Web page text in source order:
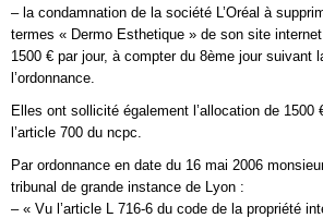
– la condamnation de la société L’Oréal à
termes « Dermo Esthetique » de son site
1500 € par jour, à compter du 8ème jour suivant
l’ordonnance.
Elles ont sollicité également l’allocation de 1500
l’article 700 du ncpc.
Par ordonnance en date du 16 mai 2006
tribunal de grande instance de Lyon :
– « Vu l’article L 716-6 du code de la propriété